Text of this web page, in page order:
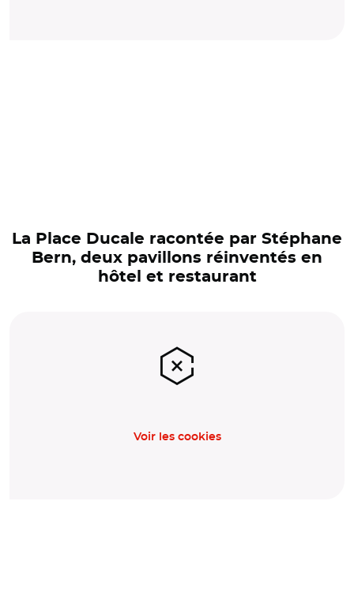
La Place Ducale racontée par Stéphane
Bern, deux pavillons réinventés en
hôtel et restaurant
Voir les cookies